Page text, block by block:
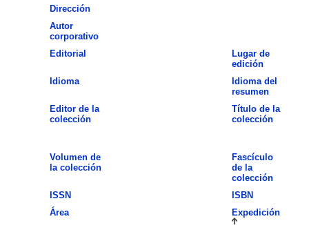
Dirección
Autor
corporativo
Editorial
Lugar de
edición
Idioma
Idioma del
resumen
Editor de la
colección
Título de la
colección
Volumen de
la colección
Fascículo
de la
colección
ISSN
ISBN
Área
Expedición